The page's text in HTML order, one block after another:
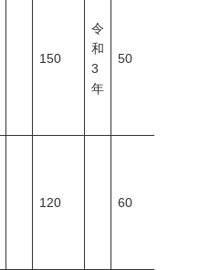
150
令
和
3
年
50
120 60